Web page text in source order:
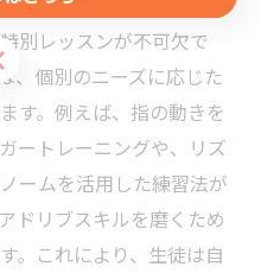
別レッスンが不可欠で
、個別のニーズに応じた
す。例えば、指の動きを
ートレーニングや、リズ
ームを活用した練習法が
ドリブスキルを磨くため
。これにより、生徒は自
こちら